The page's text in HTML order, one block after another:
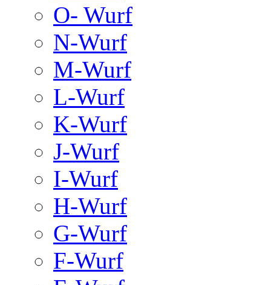
O- Wurf
N-Wurf
M-Wurf
L-Wurf
K-Wurf
J-Wurf
I-Wurf
H-Wurf
G-Wurf
F-Wurf